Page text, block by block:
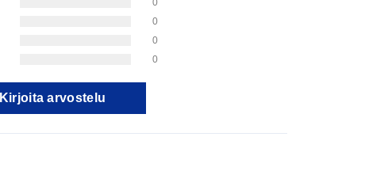
0
0
0
Kirjoita arvostelu